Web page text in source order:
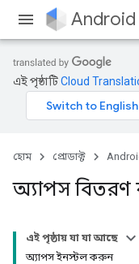
Android
এই পৃষ্ঠাটিCloud
হোম প্রোডাক্ট
অ্যাপস
এই পৃষ্ঠায় যা যা আছে
অ্যাপস ইনস্টল করুন